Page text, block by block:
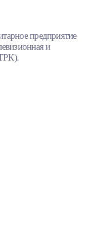
предприятие
и